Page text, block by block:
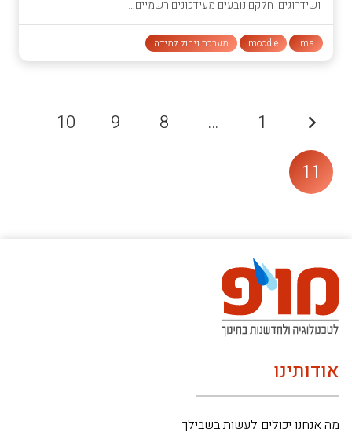
ושידרוגים: חלקם נובעים מעידכונים רשמיים…
lms
moodle מערכת ניהול למידה
1
…
8
9
10
11
אודותינו
מה אנחנו יכולים לעשות בשבילך